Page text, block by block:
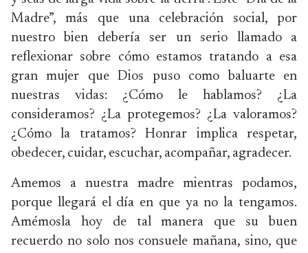
Madre”, más que una celebración social, por
nuestro bien debería ser un serio llamado a
reflexionar sobre cómo estamos tratando a esa
gran mujer que Dios puso como baluarte en
nuestras vidas: ¿Cómo le hablamos? ¿La
consideramos? ¿La protegemos? ¿La valoramos?
¿Cómo la tratamos? Honrar implica respetar,
obedecer, cuidar, escuchar, acompañar, agradecer.
Amemos a nuestra madre mientras podamos,
porque llegará el día en que ya no la tengamos.
Amémosla hoy de tal manera que su buen
recuerdo no solo nos consuele mañana, sino, que